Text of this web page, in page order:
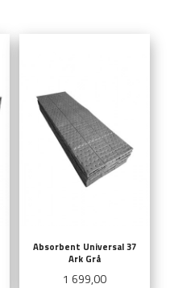
Absorbent Universal 37
Ark Grå
Pris
1 699,00